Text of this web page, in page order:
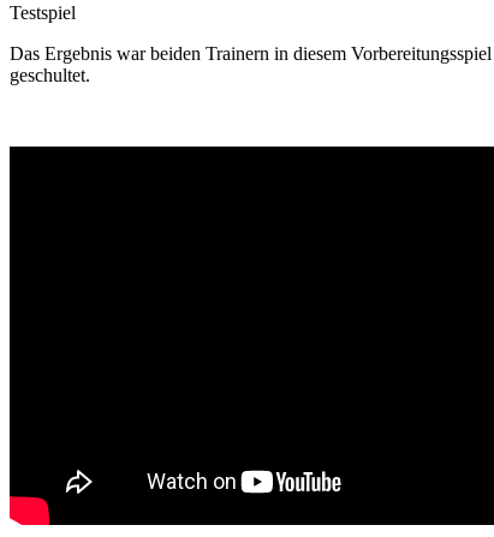
Testspiel
Das Ergebnis war beiden Trainern in diesem
geschultet.